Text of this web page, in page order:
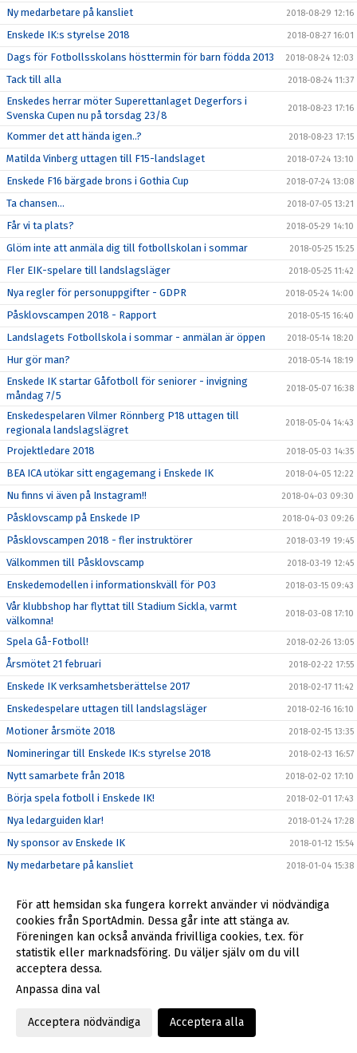
Ny medarbetare på kansliet 2018-08-29 12:16
Enskede IK:s styrelse 2018 2018-08-27 16:01
Dags för Fotbollsskolans hösttermin för barn födda 2013 2018-08-24 12:03
Tack till alla 2018-08-24 11:37
Enskedes herrar möter Superettanlaget Degerfors i
Svenska Cupen nu på torsdag 23/8
2018-08-23 17:16
Kommer det att hända igen..? 2018-08-23 17:15
Matilda Vinberg uttagen till F15-landslaget 2018-07-24 13:10
Enskede F16 bärgade brons i Gothia Cup 2018-07-24 13:08
Ta chansen... 2018-07-05 13:21
Får vi ta plats? 2018-05-29 14:10
Glöm inte att anmäla dig till fotbollskolan i sommar 2018-05-25 15:25
Fler EIK-spelare till landslagsläger 2018-05-25 11:42
Nya regler för personuppgifter - GDPR 2018-05-24 14:00
Påsklovscampen 2018 - Rapport 2018-05-15 16:40
Landslagets Fotbollskola i sommar - anmälan är öppen 2018-05-14 18:20
Hur gör man? 2018-05-14 18:19
Enskede IK startar Gåfotboll för seniorer - invigning
måndag 7/5
2018-05-07 16:38
Enskedespelaren Vilmer Rönnberg P18 uttagen till
regionala landslagslägret
2018-05-04 14:43
Projektledare 2018 2018-05-03 14:35
BEA ICA utökar sitt engagemang i Enskede IK 2018-04-05 12:22
Nu finns vi även på Instagram!! 2018-04-03 09:30
Påsklovscamp på Enskede IP 2018-04-03 09:26
Påsklovscampen 2018 - fler instruktörer 2018-03-19 19:45
Välkommen till Påsklovscamp 2018-03-19 12:45
Enskedemodellen i informationskväll för P03 2018-03-15 09:43
Vår klubbshop har flyttat till Stadium Sickla, varmt
välkomna!
2018-03-08 17:10
Spela Gå-Fotboll! 2018-02-26 13:05
Årsmötet 21 februari 2018-02-22 17:55
Enskede IK verksamhetsberättelse 2017 2018-02-17 11:42
Enskedespelare uttagen till landslagsläger 2018-02-16 16:10
Motioner årsmöte 2018 2018-02-15 13:35
Nomineringar till Enskede IK:s styrelse 2018 2018-02-13 16:57
Nytt samarbete från 2018 2018-02-02 17:10
Börja spela fotboll i Enskede IK! 2018-02-01 17:43
Nya ledarguiden klar! 2018-01-24 17:28
Ny sponsor av Enskede IK 2018-01-12 15:54
Ny medarbetare på kansliet 2018-01-04 15:38
december
Julstängt på kansliet
2017-12-18 14:37
Så blir du en bättre idrottsförälder
Enskede IK söker styrelsemedlemmar 2018!
För att hemsidan ska fungera korrekt använder vi nödvändiga
cookies från SportAdmin. Dessa går inte att stänga av.
Föreningen kan också använda frivilliga cookies, t.ex. för
statistik eller marknadsföring. Du väljer själv om du vill
acceptera dessa.
Anpassa dina val
Acceptera nödvändiga Acceptera alla